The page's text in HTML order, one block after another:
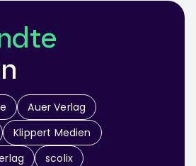
Auer Verlag
Klippert Medien
scolix